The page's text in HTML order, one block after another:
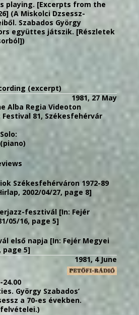
playing. [Excerpts from the
(A Miskolci Dzsessz-
Szabados György
együttes játszik. [Részletek
(excerpt)
1981, 27 May
Alba Regia Videoton
81, Székesfehérvár
Székesfehérváron 1972-89
2002/04/27, page 8]
fesztivál [In: Fejér
05/16, page 5]
első napja [In: Fejér Megyei
page 5]
1981, 4 June
György Szabados’
a 70-es években.
felvételei.)